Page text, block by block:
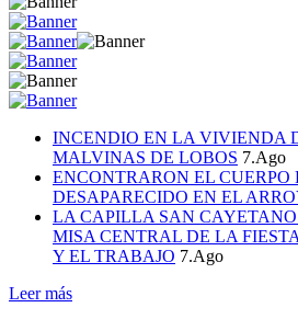
INCENDIO EN LA VIVIENDA
MALVINAS DE LOBOS 7.Ago
ENCONTRARON EL CUERPO
DESAPARECIDO EN EL
LA CAPILLA SAN
MISA CENTRAL DE LA
Y EL TRABAJO 7.Ago
Leer más